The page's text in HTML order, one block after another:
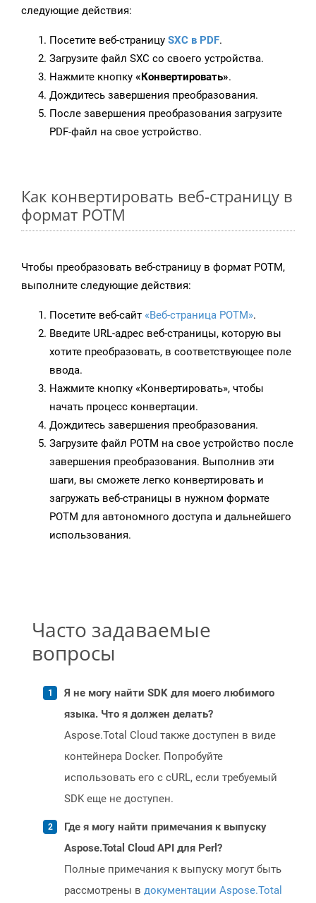
следующие действия:
Посетите веб-страницу SXC в PDF.
Загрузите файл SXC со своего устройства.
Нажмите кнопку «Конвертировать».
Дождитесь завершения преобразования.
После завершения преобразования загрузите
PDF-файл на свое устройство.
Как конвертировать веб-страницу в
формат POTM
Чтобы преобразовать веб-страницу в формат POTM,
выполните следующие действия:
Посетите веб-сайт «Веб-страница POTM».
Введите URL-адрес веб-страницы, которую вы
хотите преобразовать, в соответствующее поле
ввода.
Нажмите кнопку «Конвертировать», чтобы
начать процесс конвертации.
Дождитесь завершения преобразования.
Загрузите файл POTM на свое устройство после
завершения преобразования. Выполнив эти
шаги, вы сможете легко конвертировать и
загружать веб-страницы в нужном формате
POTM для автономного доступа и дальнейшего
использования.
Часто задаваемые
вопросы
Я не могу найти SDK для моего любимого
языка. Что я должен делать?
Aspose.Total Cloud также доступен в виде
контейнера Docker. Попробуйте
использовать его с cURL, если требуемый
SDK еще не доступен.
Где я могу найти примечания к выпуску
Aspose.Total Cloud API для Perl?
Полные примечания к выпуску могут быть
рассмотрены в документации Aspose.Total